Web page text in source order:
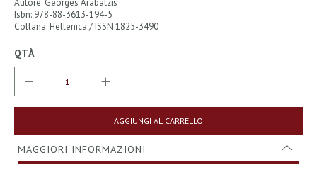
Autore: Georges Arabatzis
Isbn: 978-88-3613-194-5
Collana: Hellenica / ISSN 1825-3490
QTÀ
AGGIUNGI AL CARRELLO
MAGGIORI INFORMAZIONI